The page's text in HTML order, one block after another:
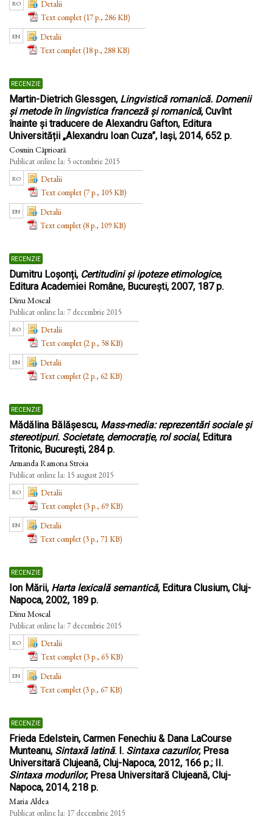
ro
Detalii
Text complet (17 p., 286 KB)
en
Detalii
Text complet (18 p., 288 KB)
recenzie
Martin-Dietrich Glessgen, Lingvistică romanică. Domenii
și metode în lingvistica franceză și romanică, Cuvînt
înainte și traducere de Alexandru Gafton, Editura
Universității „Alexandru Ioan Cuza”, Iași, 2014, 652 p.
Cosmin Căprioară
Publicat online la: 5 octombrie 2015
ro
Detalii
Text complet (7 p., 105 KB)
en
Detalii
Text complet (8 p., 109 KB)
recenzie
Dumitru Loșonți, Certitudini și ipoteze etimologice,
Editura Academiei Române, București, 2007, 187 p.
Dinu Moscal
Publicat online la: 7 decembrie 2015
ro
Detalii
Text complet (2 p., 58 KB)
en
Detalii
Text complet (2 p., 62 KB)
recenzie
Mădălina Bălășescu, Mass-media: reprezentări sociale și
stereotipuri. Societate, democrație, rol social, Editura
Tritonic, București, 284 p.
Armanda Ramona Stroia
Publicat online la: 15 august 2015
ro
Detalii
Text complet (3 p., 69 KB)
en
Detalii
Text complet (3 p., 71 KB)
recenzie
Ion Mării, Harta lexicală semantică, Editura Clusium, Cluj-
Napoca, 2002, 189 p.
Dinu Moscal
Publicat online la: 7 decembrie 2015
ro
Detalii
Text complet (3 p., 65 KB)
en
Detalii
Text complet (3 p., 67 KB)
recenzie
Frieda Edelstein, Carmen Fenechiu & Dana LaCourse
Munteanu, Sintaxă latină. I. Sintaxa cazurilor, Presa
Universitară Clujeană, Cluj-Napoca, 2012, 166 p.; II.
Sintaxa modurilor, Presa Universitară Clujeană, Cluj-
Napoca, 2014, 218 p.
Maria Aldea
Publicat online la: 17 decembrie 2015